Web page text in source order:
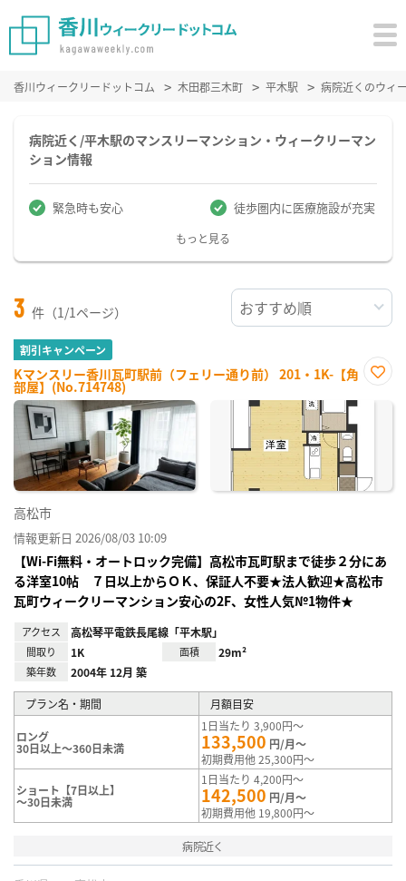
香川ウィークリードットコム 木田郡三木町 平木駅 病院近くのウィ
病院近く/平木駅のマンスリーマンション・ウィークリーマン
ション情報
緊急時も安心 徒歩圏内に医療施設が充実
もっと見る
3 件（1/1ページ）
割引キャンペーン
Kマンスリー香川瓦町駅前（フェリー通り前） 201・1K-【角
部屋】(No.714748)
に入
高松市
情報更新日 2026/08/03 10:09
【Wi-Fi無料・オートロック完備】高松市瓦町駅まで徒歩２分にあ
る洋室10帖 ７日以上からＯＫ、保証人不要★法人歓迎★高松市
瓦町ウィークリーマンション安心の2F、女性人気№1物件★
アクセス 高松琴平電鉄長尾線「平木駅」
間取り 1K 面積 29m²
築年数 2004年 12月 築
プラン名・期間 月額目安
ロング
30日以上～360日未満
1日当たり 3,900円～
133,500 円/月～
初期費用他 25,300円～
ショート【7日以上】
～30日未満
1日当たり 4,200円～
142,500 円/月～
初期費用他 19,800円～
病院近く